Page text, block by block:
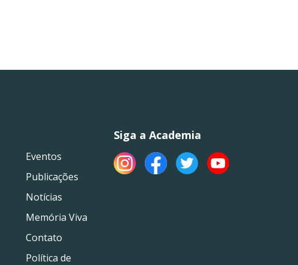
Eventos
Publicações
Notícias
Memória Viva
Contato
Política de
Siga a Academia